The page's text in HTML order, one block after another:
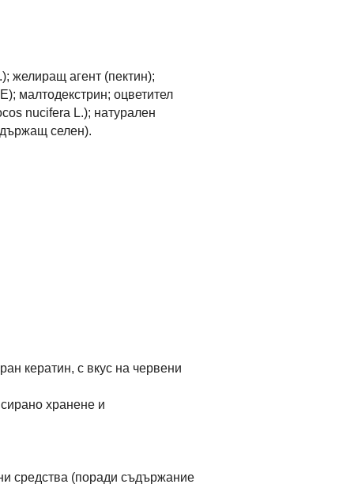
желиращ агент (пектин);
малтодекстрин; оцветител
nucifera L.); натурален
селен).
кератин, с вкус на червени
хранене и
средства (поради съдържание